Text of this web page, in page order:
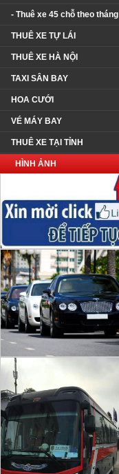
- Thuê xe 45 chỗ theo tháng
THUÊ XE TỰ LÁI
THUÊ XE HÀ NỘI
TAXI SÂN BAY
HOA CƯỚI
VÉ MÁY BAY
THUÊ XE TẠI TỈNH
HÌNH ẢNH